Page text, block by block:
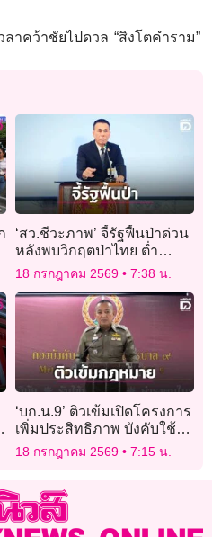
ลาคว้าชัยไปดวล “สิงโตคำราม”
‘สว.ชีวะภาพ’ จี้รัฐฟื้นป่าด่วน
หลังพบวิกฤตป่าไทย ต่ำ
เกณฑ์โลก หายวันละ 400 ไร่
18 กรกฎาคม 2569 7:38 น.
‘บก.น.9’ ติวเข้มเปิดโครงการ
เพิ่มประสิทธิภาพ บังคับใช้
กฎหมายพิจารณาความ
อาญา ทลายเครือข่ายยาเสพ
18 กรกฎาคม 2569 7:15 น.